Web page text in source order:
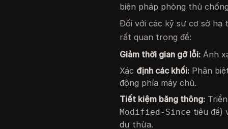
biện pháp phòng thủ
Đối với các kỹ sư cơ sở hạ
rất quan trọng để:
Giảm thời gian gỡ lỗi: Ánh
Xác định các khối: Phân
động phía máy chủ.
Tiết kiệm băng thông:
Modified-Since tiêu đề)
dư thừa.